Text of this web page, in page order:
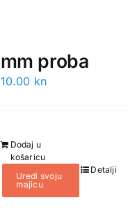
mm proba
10.00 kn
Dodaj u
košaricu
Uredi svoju
majicu
Detalji